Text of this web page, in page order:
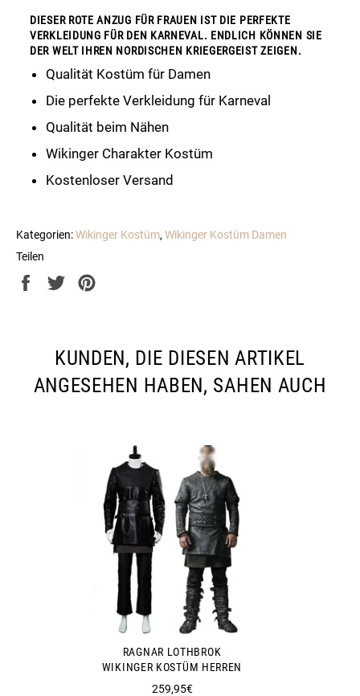
DIESER ROTE ANZUG FÜR FRAUEN IST DIE PERFEKTE
VERKLEIDUNG FÜR DEN KARNEVAL. ENDLICH KÖNNEN SIE
DER WELT IHREN NORDISCHEN KRIEGERGEIST ZEIGEN.
Qualität Kostüm für Damen
Die perfekte Verkleidung für Karneval
Qualität beim Nähen
Wikinger Charakter Kostüm
Kostenloser Versand
Kategorien:Wikinger Kostüm,Wikinger Kostüm Damen
Teilen
Auf
Auf
KUNDEN, DIE DIESEN ARTIKEL
ANGESEHEN HABEN, SAHEN AUCH
RAGNAR LOTHBROK
WIKINGER KOSTÜM HERREN
Normaler
259,95€